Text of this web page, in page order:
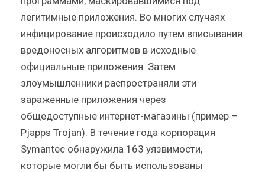
легитимные приложения. Во многих случаях
инфицирование происходило путем вписывания
вредоносных алгоритмов в исходные
официальные приложения. Затем
злоумышленники распространяли эти
зараженные приложения через
общедоступные интернет-магазины (пример –
Pjapps Trojan). В течение года корпорация
Symantec обнаружила 163 уязвимости,
которые могли бы быть использованы